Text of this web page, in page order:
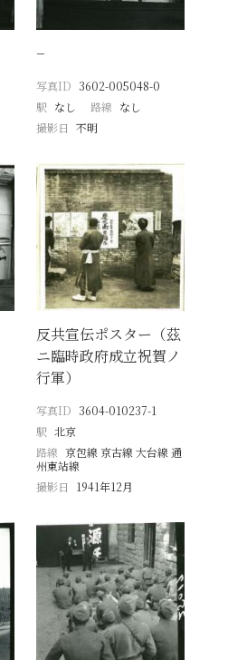
−
写真ID 3602-005048-0
駅 なし 路線 なし
撮影日 不明
反共宣伝ポスター（茲
ニ臨時政府成立祝賀ノ
行軍）
写真ID 3604-010237-1
駅 北京
路線 京包線 京古線 大台線 通
州東站線
撮影日
1941年12月